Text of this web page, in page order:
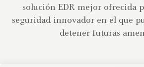
solución EDR mejor ofrecida
seguridad innovador en el que
detener futuras